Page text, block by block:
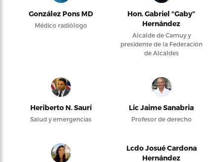
González Pons MD
Médico radiólogo
Hon. Gabriel “Gaby”
Hernández
Alcalde de Camuy y
presidente de la Federación
de Alcaldes
Heriberto N. Saurí
Salud y emergencias
Lic Jaime Sanabria
Profesor de derecho
Lcdo Josué Cardona
Hernández